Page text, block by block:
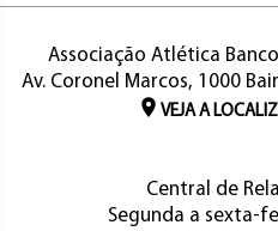
Associação Atlética
Av. Coronel Marcos, 1000
VEJA A
Central de
Segunda a sexta-